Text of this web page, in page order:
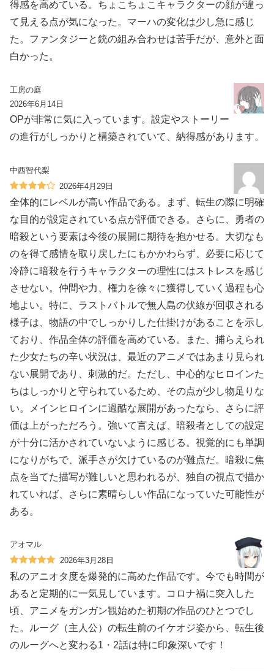
得感を高めている。ちょこちょこキャラクターの顔が違っ
て見える点が気になった。マーハの変化は少し急に感じ
た。ファンタジーと銃の組み合わせは苦手だが、意外と面
白かった。
工房の庭
2026年6月14日
OPが非常に気に入っています。設定やストーリー
の進行がしっかりと構築されていて、納得感があります。
中西智代梨
2026年4月29日
全体的にレベルが高い作品である。まず、転生の際に明確
な目的が設定されている点が評価できる。さらに、勇者の
暗殺という要素は今後の展開に期待を抱かせる。大切なも
のを得て感情を取り戻したにもかかわらず、必要に応じて
冷静に暗殺を行うキャラクターの理性にはストレスを感じ
させない。仲間や力、権力を徐々に獲得していく過程も心
地よい。特に、ラストバトルで無人島の伏線が回収される
様子は、物語の中でしっかりした仕掛けがあることを示し
ており、作品全体の評価を高めている。また、捕らえられ
た少女たちの辛い状況は、最近のアニメではあまり見られ
ない展開であり、刺激的だ。ただし、中心的なヒロインた
ちはしっかりと守られているため、その点が少し物足りな
い。メインヒロインに過酷な展開があったなら、さらに評
価は上がっただろう。強いて言えば、暗殺者としての設定
が十分に活かされていないように感じる。視覚的にも単調
になりがちで、派手さが欠けているのが難点だ。暗殺に焦
点を当てた描写が難しいと思われるが、独自の視点で描か
れていれば、さらに素晴らしい作品になっていた可能性が
ある。
アオマル
2026年3月28日
私のアニオタ度を爆発的に高めた作品です。今でも時間が
あると定期的に一気見しています。コロナ禍に突入した
頃、アニメをガンガン観始めた初期の作品のひとつでし
た。ルーグ（主人公）の転生前のイケオジ姿から、転生後
のルーグへと変わる1・2話は特に印象深いです！